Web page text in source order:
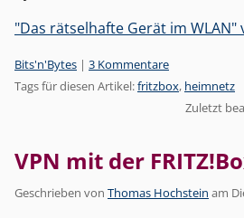
"Das rätselhafte Gerät im WLAN"
Kategorien:
Bits'n'Bytes | 3 Kommentare
Tags für diesen Artikel:fritzbox, heimnetz
Zuletzt
VPN mit der
Geschrieben von Thomas Hochstein am